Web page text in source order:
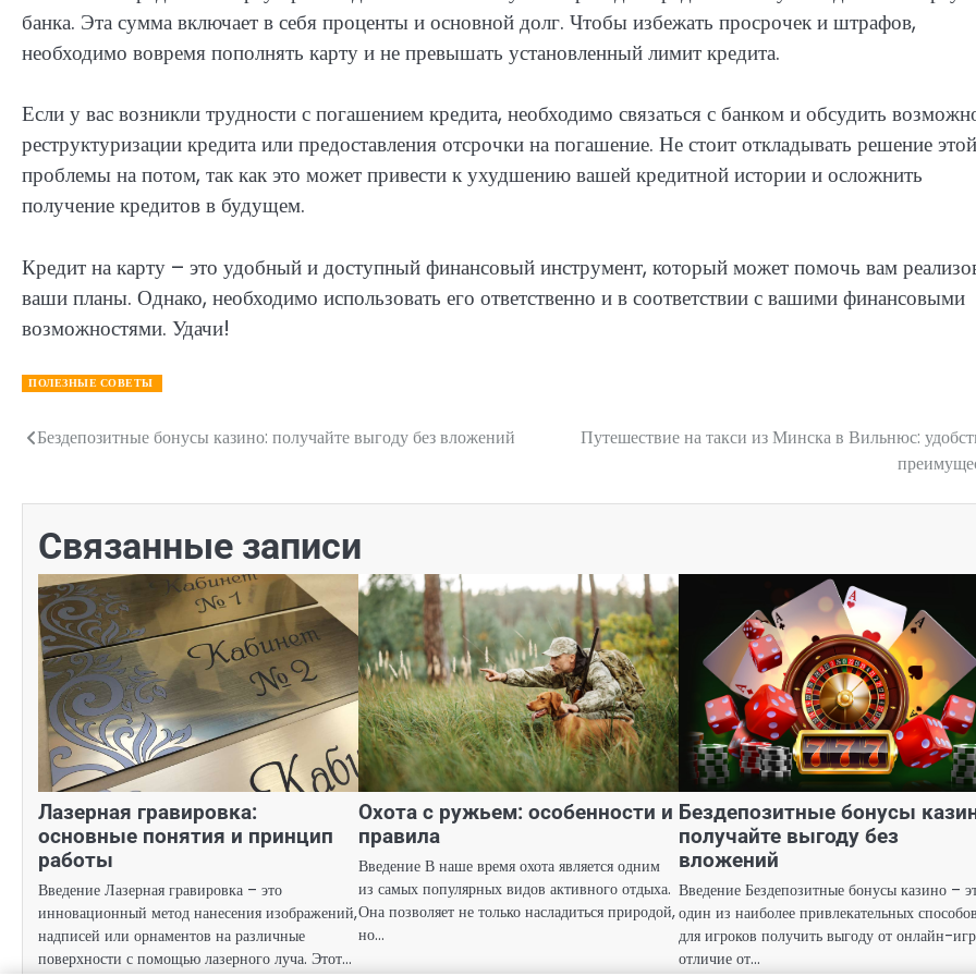
банка. Эта сумма включает в себя проценты и основной долг. Чтобы избежать просрочек и штрафов,
необходимо вовремя пополнять карту и не превышать установленный лимит кредита.
Если у вас возникли трудности с погашением кредита, необходимо связаться с банком и обсудить
реструктуризации кредита или предоставления отсрочки на погашение. Не стоит откладывать решение этой
проблемы на потом, так как это может привести к ухудшению вашей кредитной истории и осложнить
получение кредитов в будущем.
Кредит на карту – это удобный и доступный финансовый инструмент, который может помочь вам
ваши планы. Однако, необходимо использовать его ответственно и в соответствии с вашими финансовыми
возможностями. Удачи!
ПОЛЕЗНЫЕ СОВЕТЫ
Навигация
Бездепозитные бонусы казино: получайте выгоду без вложений
Путешествие на такси из Минска в Вильнюс:
Связанные записи
Лазерная гравировка:
основные понятия и принцип
работы
Введение Лазерная гравировка – это
инновационный метод нанесения изображений,
надписей или орнаментов на различные
поверхности с помощью лазерного луча. Этот…
Охота с ружьем: особенности и
правила
Введение В наше время охота является одним
из самых популярных видов активного отдыха.
Она позволяет не только насладиться природой,
но…
Бездепозитные бонусы
получайте выгоду без
вложений
Введение Бездепозитные бонусы казино –
один из наиболее привлекательных способов
для игроков получить выгоду от онлайн-
отличие от…